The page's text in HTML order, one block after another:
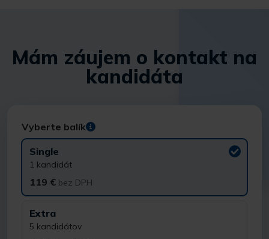
Mám záujem o kontakt na
kandidáta
Vyberte balík
Single
1 kandidát
119 € bez DPH
Extra
5 kandidátov